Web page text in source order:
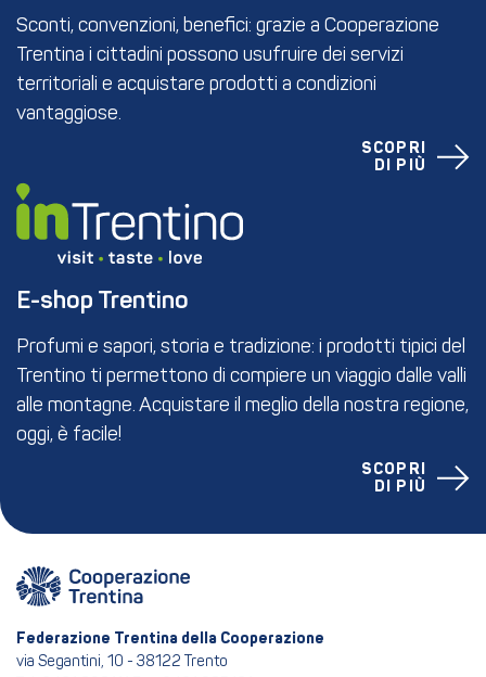
Sconti, convenzioni, benefici: grazie a Cooperazione
Trentina i cittadini possono usufruire dei servizi
territoriali e acquistare prodotti a condizioni
vantaggiose.
SCOPRI
DI PIÙ
E-shop Trentino
Profumi e sapori, storia e tradizione: i prodotti tipici del
Trentino ti permettono di compiere un viaggio dalle valli
alle montagne. Acquistare il meglio della nostra regione,
oggi, è facile!
SCOPRI
DI PIÙ
Federazione Trentina della Cooperazione
via Segantini, 10 - 38122 Trento